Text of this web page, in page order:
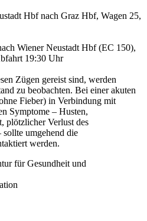
Hbf nach Graz Hbf, Wagen 25,
Wiener Neustadt Hbf (EC 150),
19:30 Uhr
Zügen gereist sind, werden
zu beobachten. Bei einer akuten
Fieber) in Verbindung mit
Symptome – Husten,
plötzlicher Verlust des
sollte umgehend die
werden.
für Gesundheit und